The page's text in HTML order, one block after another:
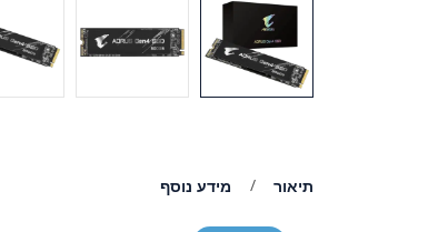
תיאור מידע נוסף